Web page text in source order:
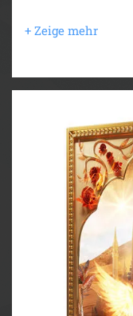
Als Seras Vater,
Einladung
Ablehnungen –
Der jüngste von
Reich Tenebras,
einer Hochzeit
Für Sera bricht
Tenebra und
sondern auch
schreckliche
auf den Weg zu
Sera nicht, dass
längst ein Teil
gefährlich